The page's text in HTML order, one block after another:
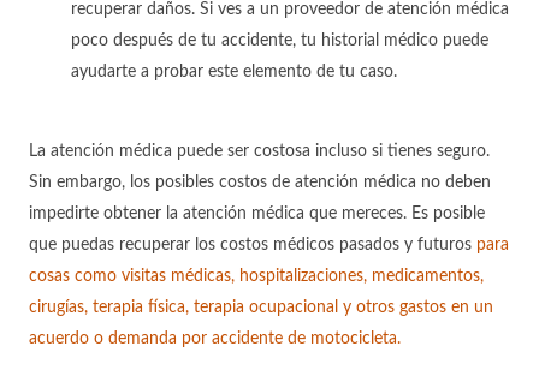
recuperar daños. Si ves a un proveedor de atención médica
poco después de tu accidente, tu historial médico puede
ayudarte a probar este elemento de tu caso.
La atención médica puede ser costosa incluso si tienes seguro.
Sin embargo, los posibles costos de atención médica no deben
impedirte obtener la atención médica que mereces. Es posible
que puedas recuperar los costos médicos pasados y futuros para
cosas como visitas médicas, hospitalizaciones, medicamentos,
cirugías, terapia física, terapia ocupacional y otros gastos en un
acuerdo o demanda por accidente de motocicleta.